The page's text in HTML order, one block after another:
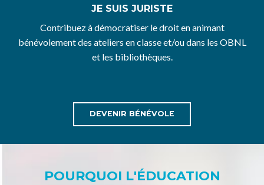
JE SUIS JURISTE
Contribuez à démocratiser le droit en animant
bénévolement des ateliers en classe et/ou dans les OBNL
et les bibliothèques.
DEVENIR BÉNÉVOLE
POURQUOI L'ÉDUCATION